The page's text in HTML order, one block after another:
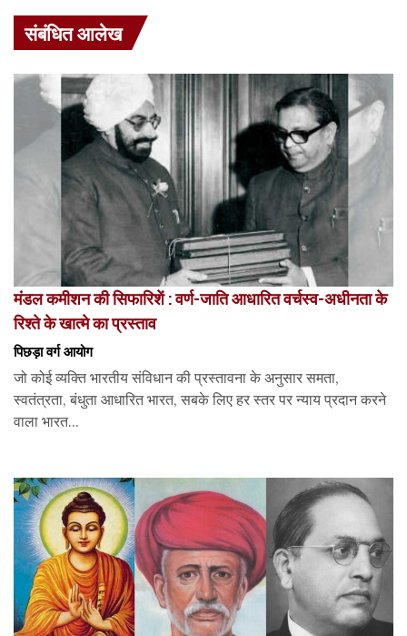
संबंधित आलेख
मंडल कमीशन की सिफारिशें : वर्ण-जाति आधारित वर्चस्व-अधीनता के
रिश्ते के खात्मे का प्रस्ताव
पिछड़ा वर्ग आयोग
जो कोई व्यक्ति भारतीय संविधान की प्रस्तावना के अनुसार समता,
स्वतंत्रता, बंधुता आधारित भारत, सबके लिए हर स्तर पर न्याय प्रदान करने
वाला भारत...